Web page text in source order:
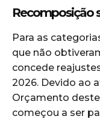
Recomposição
Para as
que não
concede
2026. Devido ao
Orçamento
começou a ser